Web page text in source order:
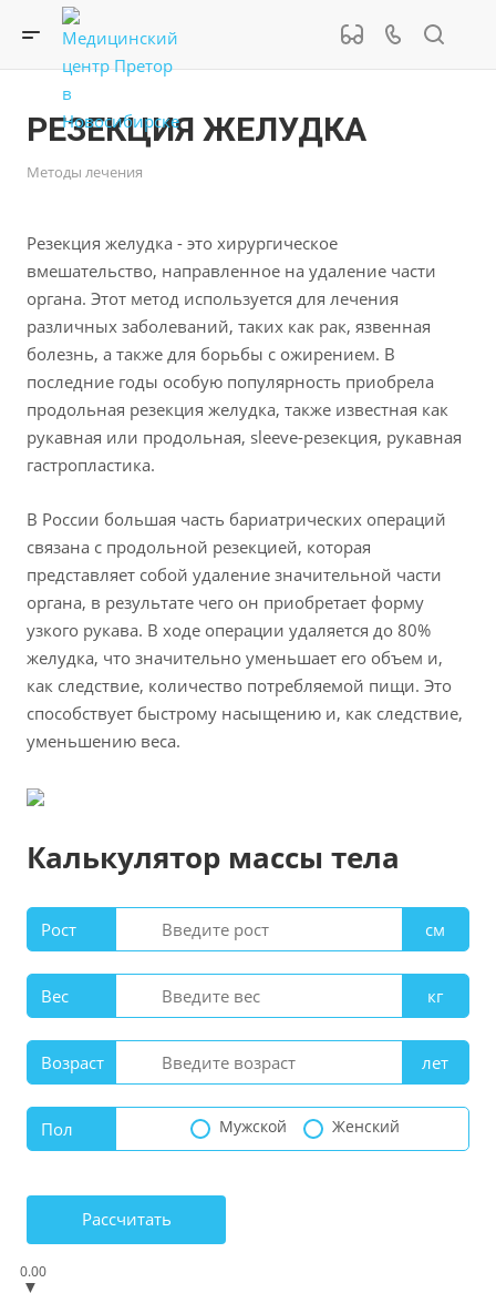
РЕЗЕКЦИЯ ЖЕЛУДКА
Методы лечения
Резекция желудка - это хирургическое
вмешательство, направленное на удаление части
органа. Этот метод используется для лечения
различных заболеваний, таких как рак, язвенная
болезнь, а также для борьбы с ожирением. В
последние годы особую популярность приобрела
продольная резекция желудка, также известная как
рукавная или продольная, sleeve-резекция, рукавная
гастропластика.
В России большая часть бариатрических операций
связана с продольной резекцией, которая
представляет собой удаление значительной части
органа, в результате чего он приобретает форму
узкого рукава. В ходе операции удаляется до 80%
желудка, что значительно уменьшает его объем и,
как следствие, количество потребляемой пищи. Это
способствует быстрому насыщению и, как следствие,
уменьшению веса.
Калькулятор массы тела
Рост см
Вес кг
Возраст лет
Пол Мужской Женский
Рассчитать
0.00
▼